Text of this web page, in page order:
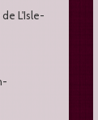
L'Isle-